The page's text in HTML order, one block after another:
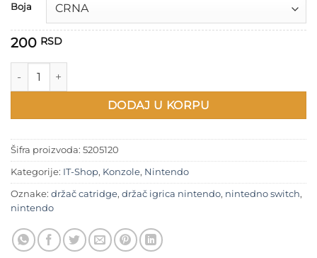
300 RSD
Boja
200 RSD
Nintendo Switch Gameboy Cartridge kutija količina
DODAJ U KORPU
Šifra proizvoda: 5205120
Kategorije: IT-Shop, Konzole, Nintendo
Oznake: držač catridge, držač igrica nintendo, nintedno switch,
nintendo